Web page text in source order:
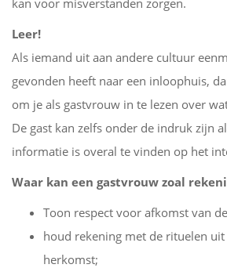
kan voor misverstanden zorgen.
Leer!
Als iemand uit aan andere cultuur
gevonden heeft naar een inloophuis,
om je als gastvrouw in te lezen over
De gast kan zelfs onder de indruk zijn
informatie is overal te vinden op het
Waar kan een gastvrouw zoal
Toon respect voor afkomst van
houd rekening met de rituelen
herkomst;